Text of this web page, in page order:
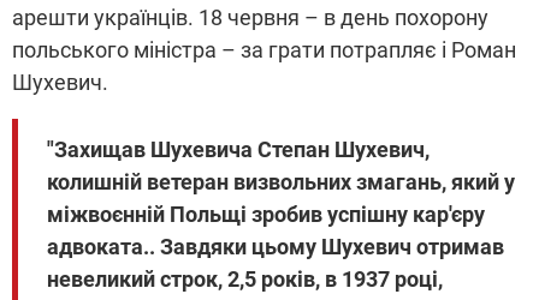
арешти українців. 18 червня – в день похорону
польського міністра – за грати потрапляє і Роман
Шухевич.
"Захищав Шухевича Степан Шухевич,
колишній ветеран визвольних змагань, який у
міжвоєнній Польщі зробив успішну кар'єру
адвоката.. Завдяки цьому Шухевич отримав
невеликий строк, 2,5 років, в 1937 році,